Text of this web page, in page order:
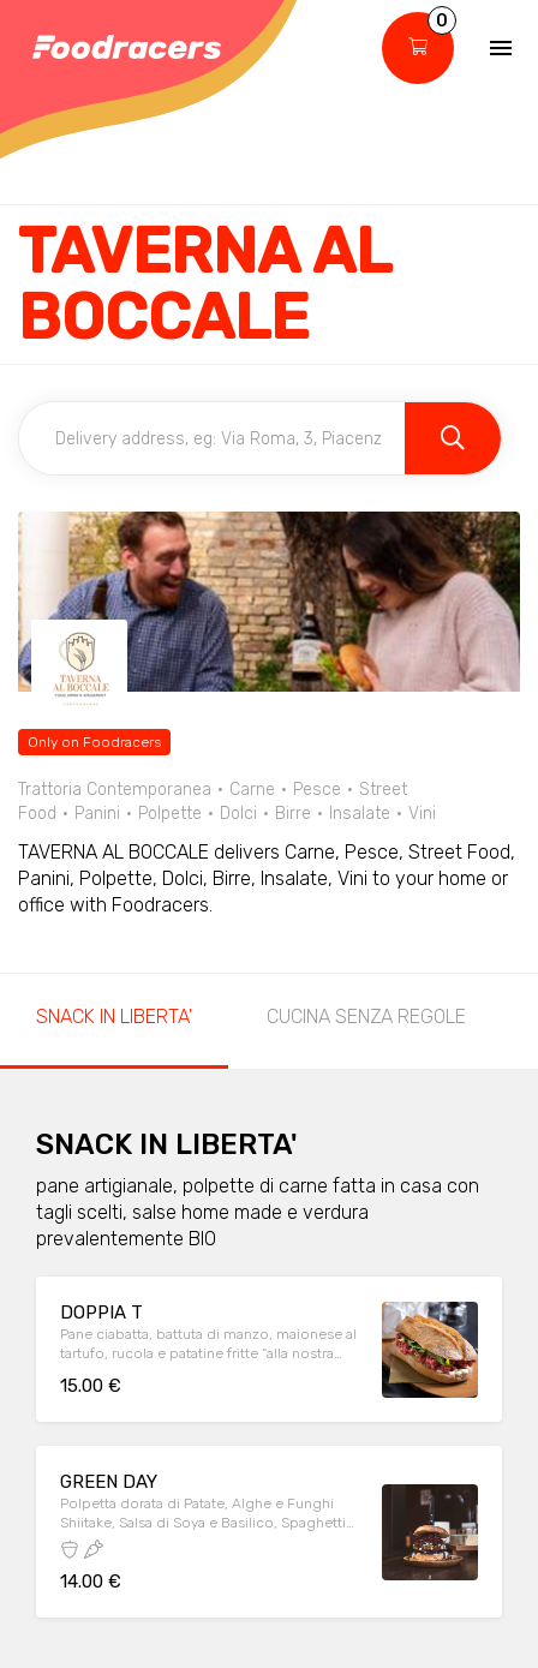
0
TAVERNA AL
BOCCALE
Only on Foodracers
Trattoria Contemporanea Carne Pesce
Street
Food
Panini Polpette Dolci Birre Insalate Vini
TAVERNA AL BOCCALE delivers Carne, Pesce, Street Food,
Panini, Polpette, Dolci, Birre, Insalate, Vini to your home or
office with Foodracers.
SNACK IN LIBERTA' CUCINA SENZA REGOLE
SNACK IN LIBERTA'
pane artigianale, polpette di carne fatta in casa con
tagli scelti, salse home made e verdura
prevalentemente BIO
DOPPIA T
Pane ciabatta, battuta di manzo, maionese al
tartufo, rucola e patatine fritte “alla nostra
15.00 €
GREEN DAY
Polpetta dorata di Patate, Alghe e Funghi
Shiitake, Salsa di Soya e Basilico, Spaghetti
croccati di Barbabietola, Insalata di
Cappuccio Viola, Salsa Chili, patate fritte “alla
nostra maniera”
14.00 €